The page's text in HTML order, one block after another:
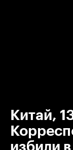
Китай,
избили